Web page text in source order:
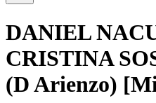
DANIEL
CRISTINA
(D Arienzo)